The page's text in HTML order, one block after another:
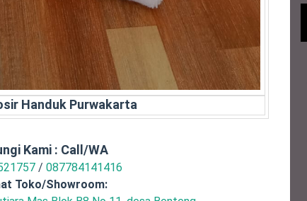
Handuk Purwakarta
Kami : Call/WA
/ 087784141416
Toko/Showroom: